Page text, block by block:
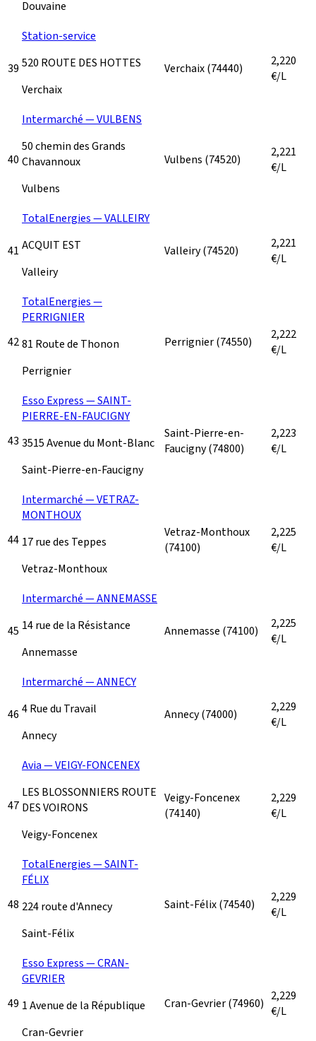
Douvaine
39
Station-service
520 ROUTE DES HOTTES
Verchaix
Verchaix(74440)
2,220
€/L
40
Intermarché — VULBENS
50 chemin des Grands
Chavannoux
Vulbens
Vulbens (74520)
2,221
€/L
41
TotalEnergies — VALLEIRY
ACQUIT EST
Valleiry
Valleiry(74520)
2,221
€/L
42
TotalEnergies —
PERRIGNIER
81 Route de Thonon
Perrignier
Perrignier(74550)
2,222
€/L
43
Esso Express — SAINT-
PIERRE-EN-FAUCIGNY
3515 Avenue du Mont-Blanc
Saint-Pierre-en-Faucigny
Saint-Pierre-en-
Faucigny(74800)
2,223
€/L
44
Intermarché — VETRAZ-
MONTHOUX
17 rue des Teppes
Vetraz-Monthoux
Vetraz-Monthoux
(74100)
2,225
€/L
45
Intermarché — ANNEMASSE
14 rue de la Résistance
Annemasse
Annemasse (74100)
2,225
€/L
46
Intermarché — ANNECY
4 Rue du Travail
Annecy
Annecy(74000)
2,229
€/L
47
Avia — VEIGY-FONCENEX
LES BLOSSONNIERS ROUTE
DES VOIRONS
Veigy-Foncenex
Veigy-Foncenex
(74140)
2,229
€/L
48
TotalEnergies — SAINT-
FÉLIX
224 route d'Annecy
Saint-Félix
Saint-Félix(74540)
2,229
€/L
49
Esso Express — CRAN-
GEVRIER
1 Avenue de la République
Cran-Gevrier
Cran-Gevrier(74960) 2,229
€/L